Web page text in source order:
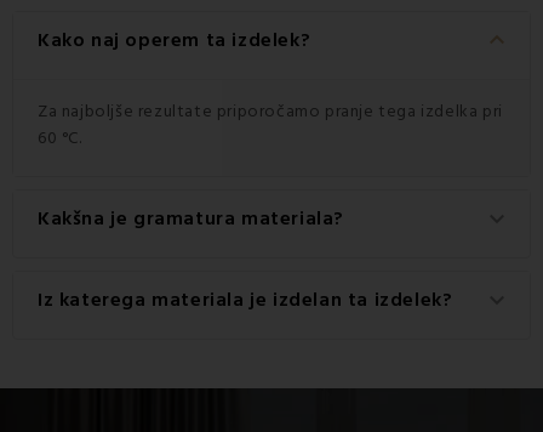
Kako naj operem ta izdelek? keyboard_arrow_down
Za najboljše rezultate priporočamo pranje tega izdelka pri
60 °C.
Kakšna je gramatura materiala?
Gramatura materiala, uporabljenega za ta izdelek, je 140
Iz katerega materiala je izdelan ta izdelek?